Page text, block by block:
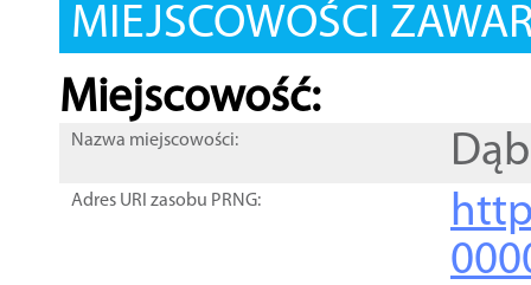
MIEJSCOWOŚCI
Miejscowość:
Nazwa miejscowości:
Adres URI zasobu PRNG: